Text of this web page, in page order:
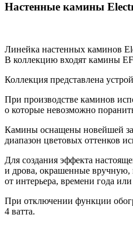
Настенные камины
Линейка настенных каминов
В коллекцию входят камины
Коллекция представлена
При производстве каминов
о которые невозможно
Камины оснащены новейшей
диапазон цветовых оттенков
Для создания эффекта
и дрова, окрашенные вручную,
от интерьера, времени года
При отключении функции
4 ватта.